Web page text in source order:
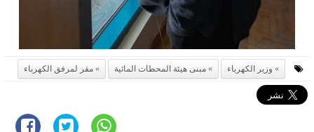
وزير الكهرباء مبنى هيئة المحطات المائية مقر لمرفق الكهرباء